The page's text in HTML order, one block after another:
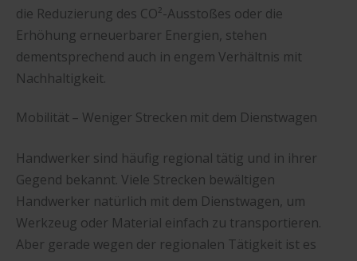
die Reduzierung des CO²-Ausstoßes oder die
Erhöhung erneuerbarer Energien, stehen
dementsprechend auch in engem Verhältnis mit
Nachhaltigkeit.
Mobilität – Weniger Strecken mit dem Dienstwagen
Handwerker sind häufig regional tätig und in ihrer
Gegend bekannt. Viele Strecken bewältigen
Handwerker natürlich mit dem Dienstwagen, um
Werkzeug oder Material einfach zu transportieren.
Aber gerade wegen der regionalen Tätigkeit ist es